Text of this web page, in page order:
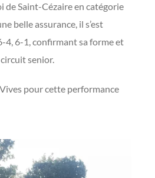
de Saint-Cézaire en catégorie
belle assurance, il s’est
4, 6-1, confirmant sa forme et
senior.
pour cette performance